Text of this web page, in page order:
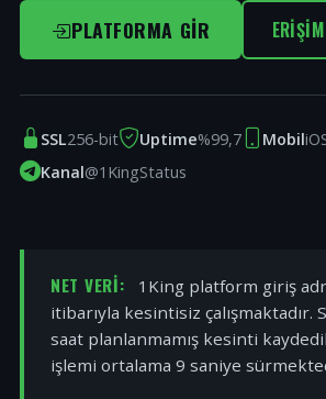
PLATFORMA GIR
SSL256-bit Uptime%99,7 Mobil
Kanal@1KingStatus
NET VERI:
1King platform giriş
itibarıyla kesintisiz çalışmaktadır.
saat planlanmamış kesinti
işlemi ortalama 9 saniye